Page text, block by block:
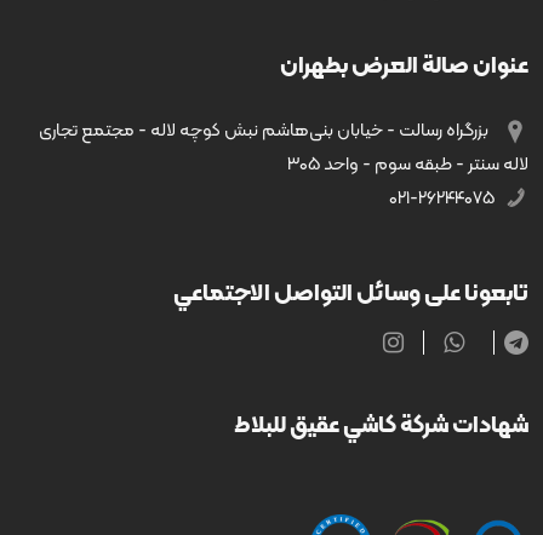
عنوان صالة العرض بطهران
بزرگراه رسالت - خیابان بنی‌هاشم نبش کوچه لاله - مجتمع تجاری
لاله سنتر - طبقه سوم - واحد ۳۰۵
۰۲۱-۲۶۲۴۴۰۷۵
تابعونا على وسائل التواصل الاجتماعي
شهادات شركة كاشي عقيق للبلاط